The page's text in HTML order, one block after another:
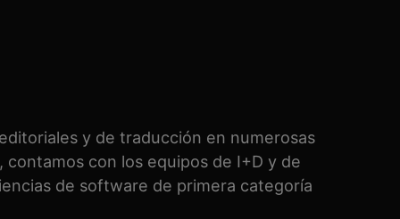
y de traducción en numerosas
con los equipos de I+D y de
de software de primera categoría